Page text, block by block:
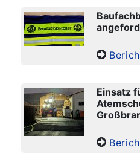
Einsatz